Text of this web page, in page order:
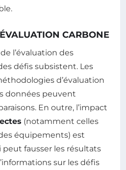
CARBONE
l’évaluation des
défis subsistent. Les
d’évaluation
données peuvent
En outre, l’impact
(notamment celles
équipements) est
fausser les résultats
sur les défis